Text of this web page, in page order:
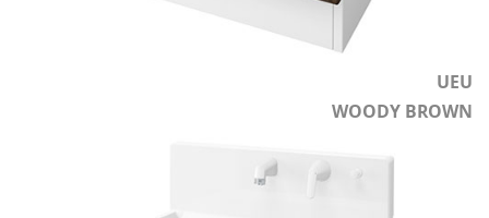
UEU
WOODY BROWN